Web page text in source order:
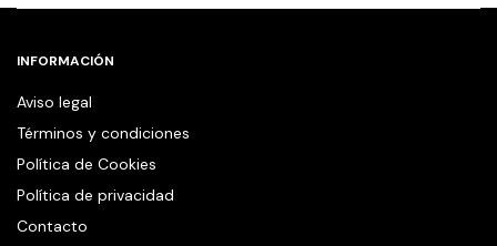
INFORMACIÓN
Aviso legal
Términos y condiciones
Política de Cookies
Política de privacidad
Contacto